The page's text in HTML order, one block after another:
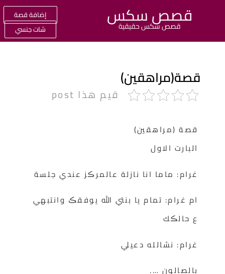
قصص سكس
قصص سكس حقيقية
إضافة قصة
شات جنسي
قيم هذا post
قصة (مراهقين)
البارت الاول
غرام: ماما انا نازلة عالمرڪز عندي جلسة
ام غرام: تمام يا بنتي الله يوفقڪ وانتبهي
ع حالڪك
غرام: نشالله دعيلي
بالصالون ….